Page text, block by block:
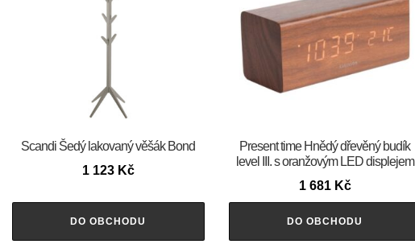
Scandi Šedý lakovaný věšák Bond
1 123 Kč
DO OBCHODU
Present time Hnědý dřevěný budík
level III. s oranžovým LED displejem
1 681 Kč
DO OBCHODU